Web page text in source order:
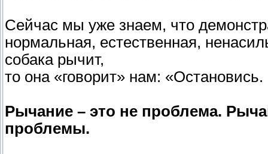
Сейчас мы уже знаем, что
нормальная, естественная,
собака рычит,
то она «говорит» нам:
Рычание – это не проблема.
проблемы.